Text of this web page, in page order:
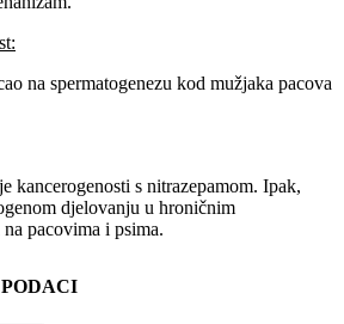
na spermatogenezu kod mužjaka pacova
kancerogenosti s nitrazepamom. Ipak,
djelovanju u hroničnim
pacovima i psima.